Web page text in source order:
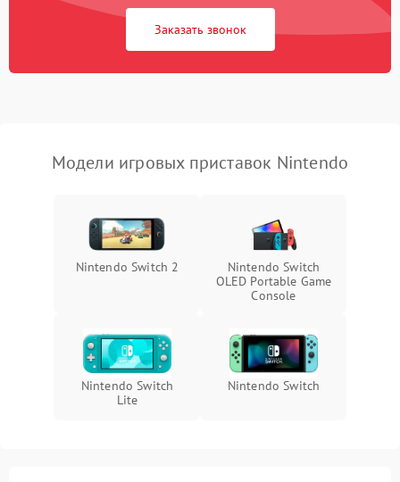
Заказать звонок
Модели игровых приставок Nintendo
Nintendo Switch 2
Nintendo Switch
OLED Portable Game
Console
Nintendo Switch
Lite
Nintendo Switch